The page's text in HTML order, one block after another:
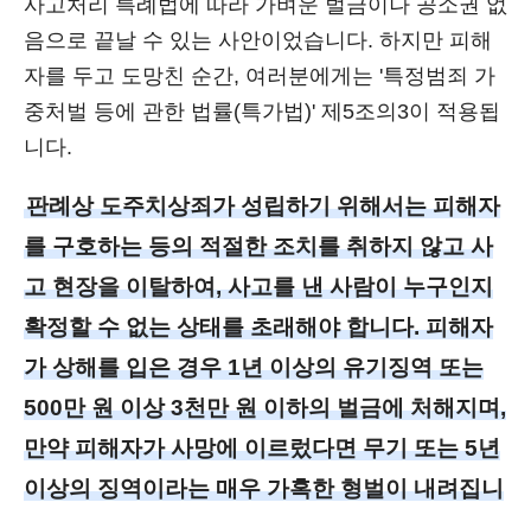
사고처리 특례법에 따라 가벼운 벌금이나 공소권 없
음으로 끝날 수 있는 사안이었습니다. 하지만 피해
자를 두고 도망친 순간, 여러분에게는 '특정범죄 가
중처벌 등에 관한 법률(특가법)' 제5조의3이 적용됩
니다.
판례상 도주치상죄가 성립하기 위해서는 피해자
를 구호하는 등의 적절한 조치를 취하지 않고 사
고 현장을 이탈하여, 사고를 낸 사람이 누구인지
확정할 수 없는 상태를 초래해야 합니다. 피해자
가 상해를 입은 경우 1년 이상의 유기징역 또는
500만 원 이상 3천만 원 이하의 벌금에 처해지며,
만약 피해자가 사망에 이르렀다면 무기 또는 5년
이상의 징역이라는 매우 가혹한 형벌이 내려집니